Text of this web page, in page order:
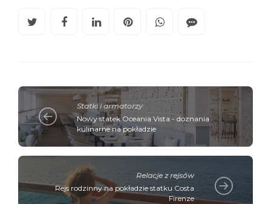
Statki i armatorzy
Nowy statek Oceania Vista - doznania
kulinarne na pokładzie
Relacje z rejsów
Rejs rodzinny na pokładzie statku Costa
Firenze